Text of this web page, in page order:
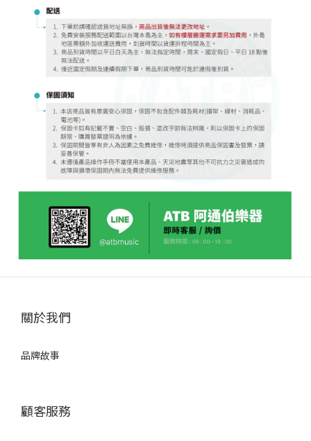
關於我們
品牌故事
顧客服務